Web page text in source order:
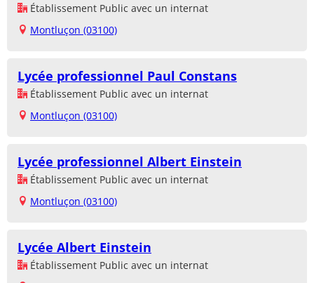
Établissement Public avec un internat
Montluçon (03100)
Lycée professionnel Paul Constans
Établissement Public avec un internat
Montluçon (03100)
Lycée professionnel Albert Einstein
Établissement Public avec un internat
Montluçon (03100)
Lycée Albert Einstein
Établissement Public avec un internat